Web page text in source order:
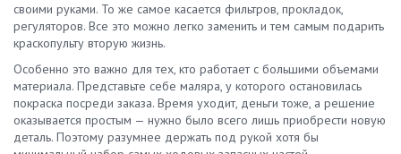
своими руками. То же самое касается фильтров, прокладок,
регуляторов. Все это можно легко заменить и тем самым подарить
краскопульту вторую жизнь.
Особенно это важно для тех, кто работает с большими объемами
материала. Представьте себе маляра, у которого остановилась
покраска посреди заказа. Время уходит, деньги тоже, а решение
оказывается простым — нужно было всего лишь приобрести новую
деталь. Поэтому разумнее держать под рукой хотя бы